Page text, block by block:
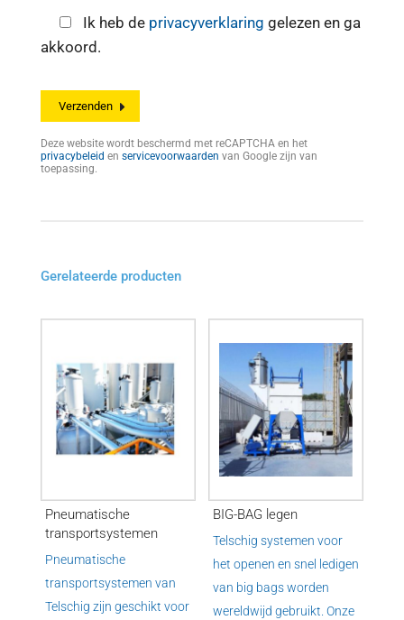
Ik heb de privacyverklaring gelezen en ga
akkoord.
Deze website wordt beschermd met reCAPTCHA en het
privacybeleid en servicevoorwaarden van Google zijn van
toepassing.
Gerelateerde producten
Pneumatische
transportsystemen
Pneumatische
transportsystemen van
Telschig zijn geschikt voor
BIG-BAG legen
Telschig systemen voor
het openen en snel ledigen
van big bags worden
wereldwijd gebruikt. Onze